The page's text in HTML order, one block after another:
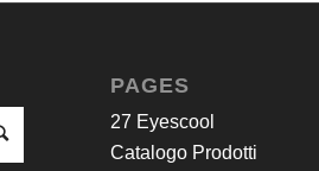
PAGES
27 Eyescool
Catalogo Prodotti